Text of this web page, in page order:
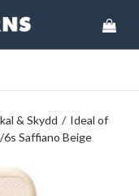
& Skydd / Ideal of
Saffiano Beige